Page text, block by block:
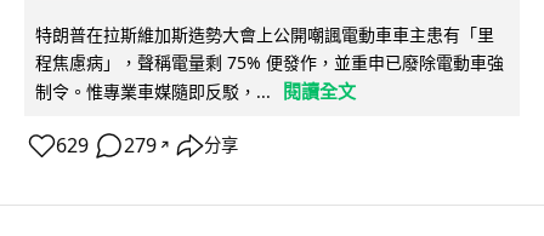
特朗普在拉斯維加斯造勢大會上公開嘲諷電動車車主患有「里
程焦慮病」，聲稱電量剩 75% 便發作，並重申已廢除電動車強
制令。惟專業車媒隨即反駁，...
閱讀全文
629 279 ↗ 分享